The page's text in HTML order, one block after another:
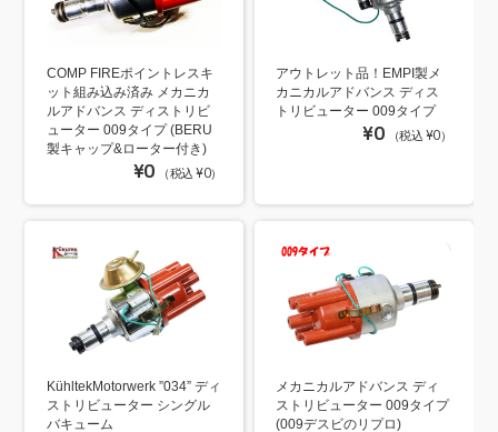
COMP FIREポイントレスキ
ット組み込み済み メカニカ
ルアドバンス ディストリビ
ューター 009タイプ (BERU
製キャップ&ローター付き)
¥0 （税込 ¥0）
アウトレット品！EMPI製メ
カニカルアドバンス ディス
トリビューター 009タイプ
¥0 （税込 ¥0）
KühltekMotorwerk ”034” ディ
ストリビューター シングル
バキューム
メカニカルアドバンス ディ
ストリビューター 009タイプ
(009デスビのリプロ)